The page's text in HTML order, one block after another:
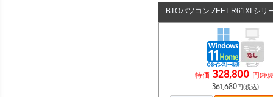
BTOパソコン ZEFT R61XI シリ
特価 328,800 円(税
361,680円(税込)